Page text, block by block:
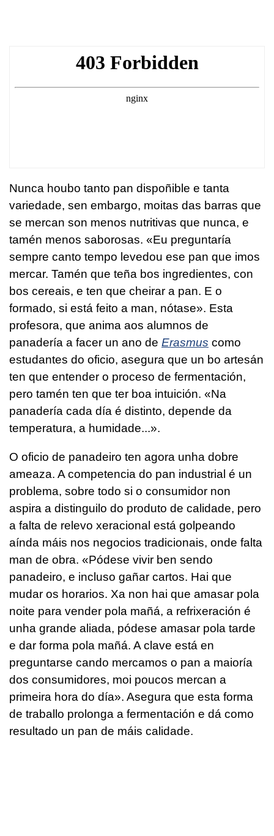
Nunca houbo tanto pan dispoñible e tanta
variedade, sen embargo, moitas das barras que
se mercan son menos nutritivas que nunca, e
tamén menos saborosas. «Eu preguntaría
sempre canto tempo levedou ese pan que imos
mercar. Tamén que teña bos ingredientes, con
bos cereais, e ten que cheirar a pan. E o
formado, si está feito a man, nótase». Esta
profesora, que anima aos alumnos de
panadería a facer un ano de Erasmus como
estudantes do oficio, asegura que un bo artesán
ten que entender o proceso de fermentación,
pero tamén ten que ter boa intuición. «Na
panadería cada día é distinto, depende da
temperatura, a humidade...».
O oficio de panadeiro ten agora unha dobre
ameaza. A competencia do pan industrial é un
problema, sobre todo si o consumidor non
aspira a distinguilo do produto de calidade, pero
a falta de relevo xeracional está golpeando
aínda máis nos negocios tradicionais, onde falta
man de obra. «Pódese vivir ben sendo
panadeiro, e incluso gañar cartos. Hai que
mudar os horarios. Xa non hai que amasar pola
noite para vender pola mañá, a refrixeración é
unha grande aliada, pódese amasar pola tarde
e dar forma pola mañá. A clave está en
preguntarse cando mercamos o pan a maioría
dos consumidores, moi poucos mercan a
primeira hora do día». Asegura que esta forma
de traballo prolonga a fermentación e dá como
resultado un pan de máis calidade.